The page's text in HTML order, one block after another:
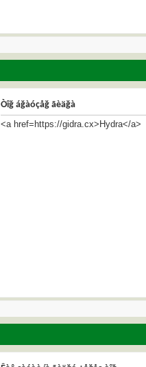
Òîğ áğàóçåğ ãèäğà
<a href=https://gidra.cx>Hydra</a>